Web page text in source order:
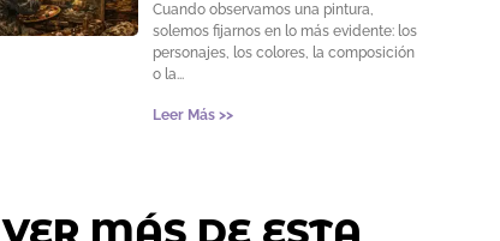
Cuando observamos una pintura,
solemos fijarnos en lo más evidente: los
personajes, los colores, la composición
o la
Leer Más >>